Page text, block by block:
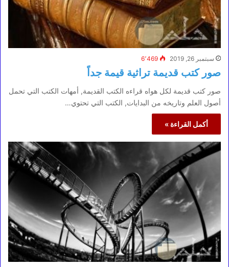
سبتمبر 26, 2019 6٬469
صور كتب قديمة تراثية قيمة جداً
صور كتب قديمة لكل هواه قراءه الكتب القديمة, أمهات الكتب التي تحمل
أصول العلم وتاريخه من البدايات, الكتب التي تحتوي…
أكمل القراءة »